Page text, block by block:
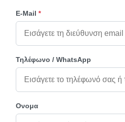
E-Mail *
Τηλέφωνο / WhatsApp
Ονομα